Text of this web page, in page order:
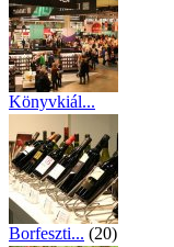
Könyvkiál...
Borfeszti... (20)